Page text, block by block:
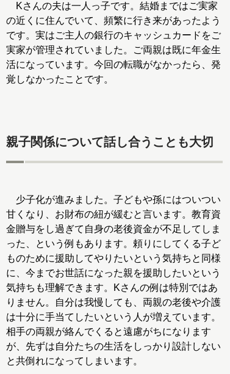
Kさんの夫は一人っ子です。結婚まではご実家
の近くに住んでいて、頻繁に行き来があったよう
です。実はご主人の銀行のキャッシュカードをご
実家が管理されていました。ご両親は既に年金生
活になっています。今回の転職がなかったら、発
覚しなかったことです。
親子関係について話し合うことも大切
少子化が進みました。子どもや孫にはついつい
甘くなり、お財布の紐が緩むと言います。教育資
金贈与をし過ぎて自身の老後資金が不足してしま
った、という例もあります。頼りにしてくる子ど
ものために援助してやりたいという気持ちと同様
に、今までお世話になった親を援助したいという
気持ちも理解できます。Kさんの例は特別ではあ
りません。自分は我慢しても、両親の老後や介護
は十分に手当てしたいという人が増えています。
相手の両親が絡んでくると遠慮がちになります
が、先ずは自分たちの生活をしっかり設計しない
と共倒れになってしまいます。